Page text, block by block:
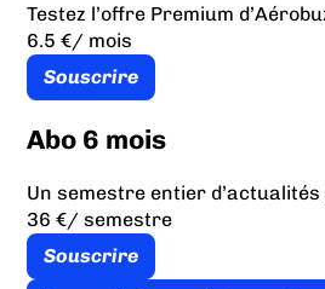
Testez l’offre Premium
6.5 €/ mois
Souscrire
Abo 6 mois
Un semestre entier
36 €/ semestre
Souscrire